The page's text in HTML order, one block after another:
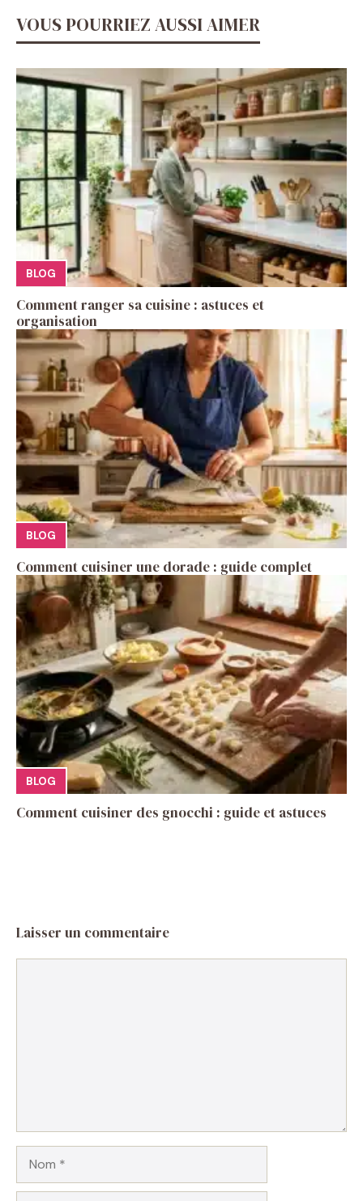
VOUS POURRIEZ AUSSI AIMER
BLOG
Comment ranger sa cuisine : astuces et
organisation
BLOG
Comment cuisiner une dorade : guide complet
BLOG
Comment cuisiner des gnocchi : guide et astuces
Laisser un commentaire